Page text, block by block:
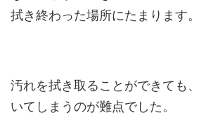
拭き終わった場所にたまります。
汚れを拭き取ることができても
いてしまうのが難点でした。